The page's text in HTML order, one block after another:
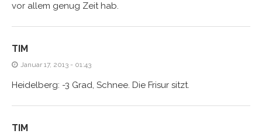
vor allem genug Zeit hab.
TIM
Januar 17, 2013 - 01:43
Heidelberg: -3 Grad, Schnee. Die Frisur sitzt.
TIM